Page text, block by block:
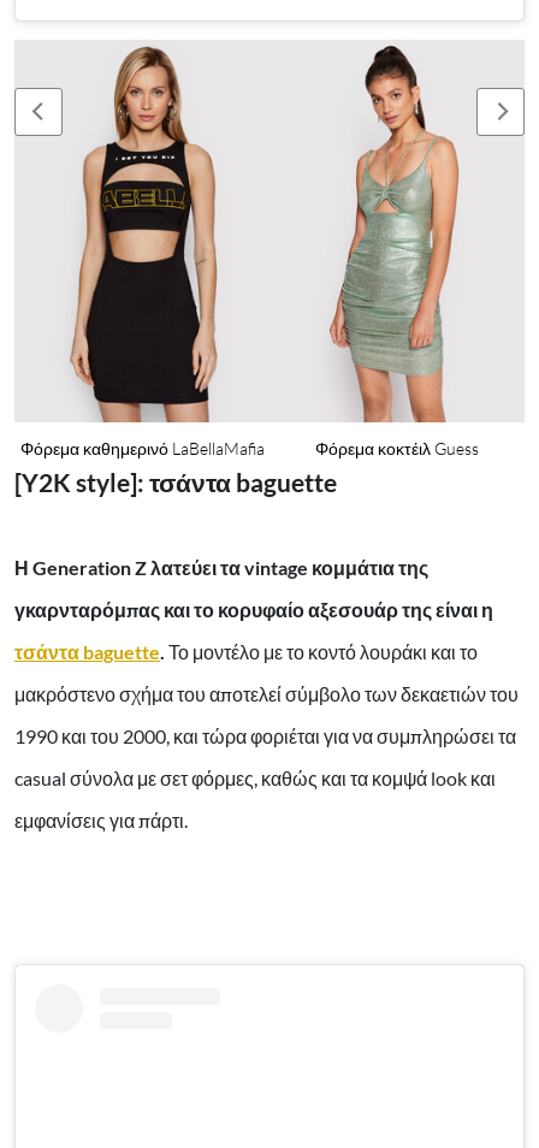
Φόρεμα καθημερινό LaBellaMafia Φόρεμα κοκτέιλ Guess
[Y2K style]: τσάντα baguette
Η Generation Z λατεύει τα vintage κομμάτια της
γκαρνταρόμπας και το κορυφαίο αξεσουάρ της είναι η
τσάντα baguette Το μοντέλο με το κοντό λουράκι και το
μακρόστενο σχήμα του αποτελεί σύμβολο των δεκαετιών του
1990 και του 2000, και τώρα φοριέται για να συμπληρώσει τα
casual σύνολα με σετ φόρμες, καθώς και τα κομψά look και
εμφανίσεις για πάρτι.